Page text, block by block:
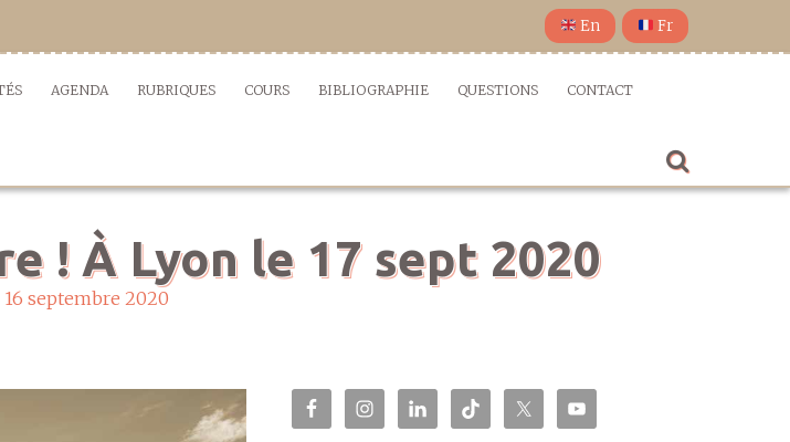
En Fr
AGENDA RUBRIQUES COURS BIBLIOGRAPHIE QUESTIONS CONTACT
! À Lyon le 17 sept 2020
16 septembre 2020